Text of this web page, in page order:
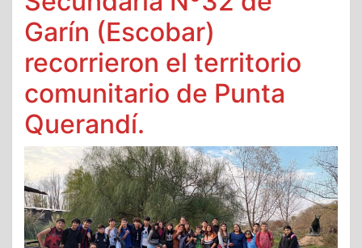
Garín (Escobar)
recorrieron el territorio
comunitario de Punta
Querandí.